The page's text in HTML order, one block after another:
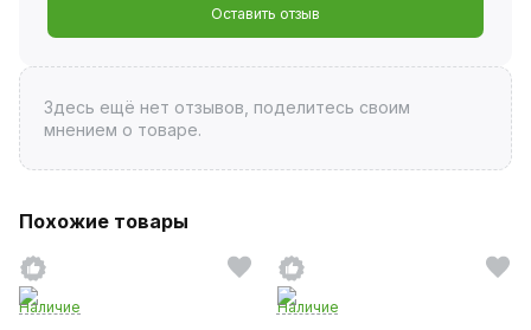
Оставить отзыв
Здесь ещё нет отзывов, поделитесь своим
мнением о товаре.
Похожие товары
Наличие
Наличие